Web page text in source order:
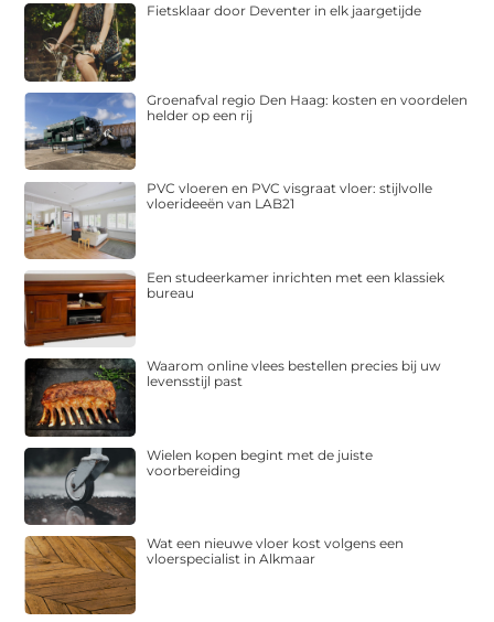
Fietsklaar door Deventer in elk jaargetijde
Groenafval regio Den Haag: kosten en voordelen
helder op een rij
PVC vloeren en PVC visgraat vloer: stijlvolle
vloerideeën van LAB21
Een studeerkamer inrichten met een klassiek
bureau
Waarom online vlees bestellen precies bij uw
levensstijl past
Wielen kopen begint met de juiste
voorbereiding
Wat een nieuwe vloer kost volgens een
vloerspecialist in Alkmaar